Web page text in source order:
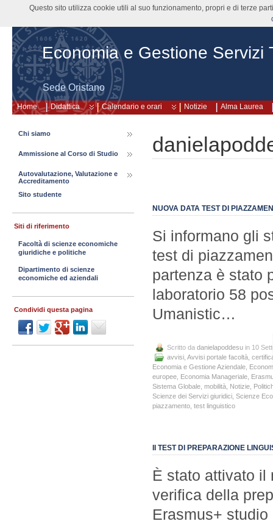
Economia e Gestione Servizi
Sede Oristano
Home Didattica Calendario e orari Notizie Alma Laurea
NUOVA DATA TEST DI
Si informano gli
test di
partenza è stato
laboratorio 58
Umanistic…
Scritto da danielapoddesu in 10
avvisi Avvisi portale facoltà
Economia e Gestione Aziendale
europee Economia Manageriale
Sistema Globale mobilità Notizie
Scienze dei Servizi giuridici Scienze
piazzamento test linguistico
II TEST DI PREPARAZIONE
È stato attivato il
verifica della
Erasmus+
Chi siamo
Ammissione al Corso di Studio
Autovalutazione, Valutazione e
Accreditamento
Sito studente
Siti di riferimento
Facoltà di scienze economiche
giuridiche e politiche
Dipartimento di scienze
economiche ed aziendali
Condividi questa pagina
Questo sito utilizza cookie utili al suo funzionamento, propri e di terze